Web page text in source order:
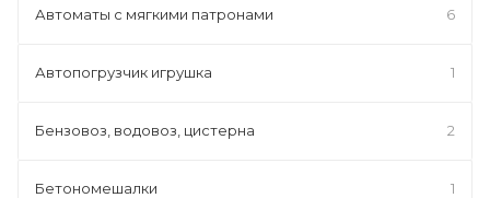
Автоматы с мягкими патронами 6
Автопогрузчик игрушка 1
Бензовоз, водовоз, цистерна 2
Бетономешалки 1